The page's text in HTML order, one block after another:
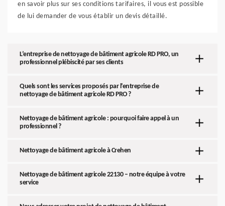
en savoir plus sur ses conditions tarifaires, il vous est possible
de lui demander de vous établir un devis détaillé.
L’entreprise de nettoyage de bâtiment agricole RD PRO, un
professionnel plébiscité par ses clients
Quels sont les services proposés par l’entreprise de
nettoyage de bâtiment agricole RD PRO ?
Nettoyage de bâtiment agricole : pourquoi faire appel à un
professionnel ?
Nettoyage de bâtiment agricole à Crehen
Nettoyage de bâtiment agricole 22130 – notre équipe à votre
service